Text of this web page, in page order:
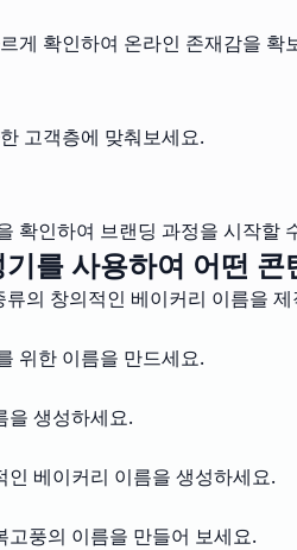
게 확인하여 온라인 존재감을 확
고객층에 맞춰보세요.
확인하여 브랜딩 과정을 시작할
를 사용하여 어떤
의 창의적인 베이커리 이름을
위한 이름을 만드세요.
을 생성하세요.
베이커리 이름을 생성하세요.
풍의 이름을 만들어 보세요.